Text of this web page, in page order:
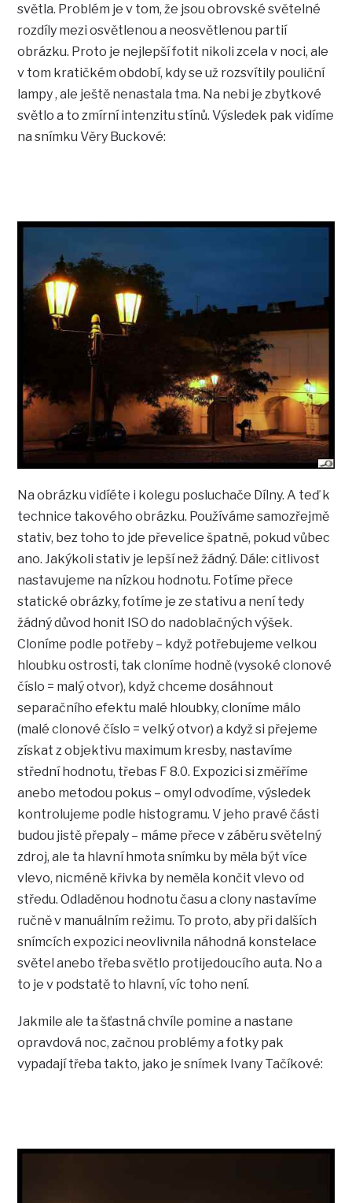
světla. Problém je v tom, že jsou obrovské světelné
rozdíly mezi osvětlenou a neosvětlenou partií
obrázku. Proto je nejlepší fotit nikoli zcela v noci, ale
v tom kratičkém období, kdy se už rozsvítily pouliční
lampy , ale ještě nenastala tma. Na nebi je zbytkové
světlo a to zmírní intenzitu stínů. Výsledek pak vidíme
na snímku Věry Buckové:
Na obrázku vidíéte i kolegu posluchače Dílny. A teď k
technice takového obrázku. Používáme samozřejmě
stativ, bez toho to jde převelice špatně, pokud vůbec
ano. Jakýkoli stativ je lepší než žádný. Dále: citlivost
nastavujeme na nízkou hodnotu. Fotíme přece
statické obrázky, fotíme je ze stativu a není tedy
žádný důvod honit ISO do nadoblačných výšek.
Cloníme podle potřeby – když potřebujeme velkou
hloubku ostrosti, tak cloníme hodně (vysoké clonové
číslo = malý otvor), když chceme dosáhnout
separačního efektu malé hloubky, cloníme málo
(malé clonové číslo = velký otvor) a když si přejeme
získat z objektivu maximum kresby, nastavíme
střední hodnotu, třebas F 8.0. Expozici si změříme
anebo metodou pokus – omyl odvodíme, výsledek
kontrolujeme podle histogramu. V jeho pravé části
budou jistě přepaly – máme přece v záběru světelný
zdroj, ale ta hlavní hmota snímku by měla být více
vlevo, nicméně křivka by neměla končit vlevo od
středu. Odladěnou hodnotu času a clony nastavíme
ručně v manuálním režimu. To proto, aby při dalších
snímcích expozici neovlivnila náhodná konstelace
světel anebo třeba světlo protijedoucího auta. No a
to je v podstatě to hlavní, víc toho není.
Jakmile ale ta šťastná chvíle pomine a nastane
opravdová noc, začnou problémy a fotky pak
vypadají třeba takto, jako je snímek Ivany Tačíkové: